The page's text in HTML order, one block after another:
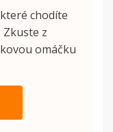
chodíte
Zkuste z
omáčku